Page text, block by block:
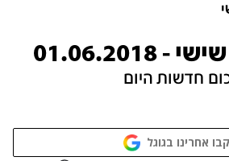
חדשות היום
אחרינו בגוגל